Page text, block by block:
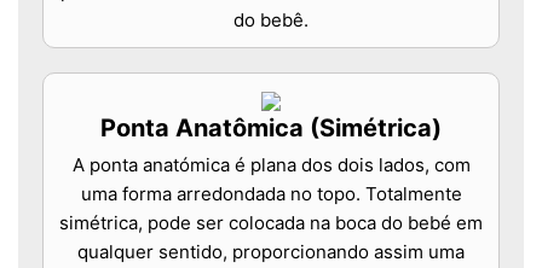
do bebê.
Ponta Anatômica (Simétrica)
A ponta anatómica é plana dos dois lados, com
uma forma arredondada no topo. Totalmente
simétrica, pode ser colocada na boca do bebé em
qualquer sentido, proporcionando assim uma